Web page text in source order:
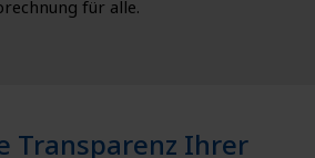
für alle.
Transparenz Ihrer